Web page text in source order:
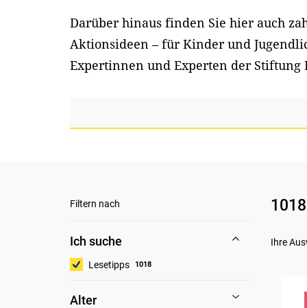
Darüber hinaus finden Sie hier auch
Aktionsideen – für Kinder und
Expertinnen und Experten der Stiftung
Filtern nach
Ich suche
Lesetipps 1018
Alter
Ihre